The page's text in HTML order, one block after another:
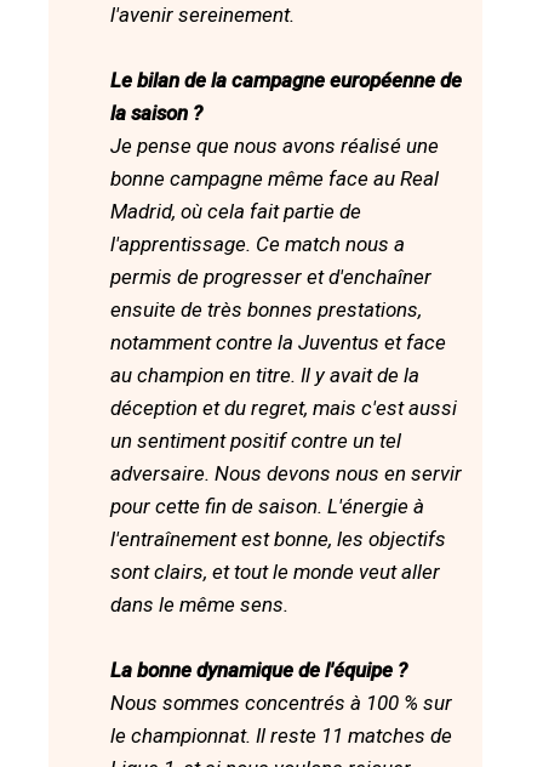
l'avenir sereinement.
Le bilan de la campagne européenne de
la saison ?
Je pense que nous avons réalisé une
bonne campagne même face au Real
Madrid, où cela fait partie de
l'apprentissage. Ce match nous a
permis de progresser et d'enchaîner
ensuite de très bonnes prestations,
notamment contre la Juventus et face
au champion en titre. Il y avait de la
déception et du regret, mais c'est aussi
un sentiment positif contre un tel
adversaire. Nous devons nous en servir
pour cette fin de saison. L'énergie à
l'entraînement est bonne, les objectifs
sont clairs, et tout le monde veut aller
dans le même sens.
La bonne dynamique de l'équipe ?
Nous sommes concentrés à 100 % sur
le championnat. Il reste 11 matches de